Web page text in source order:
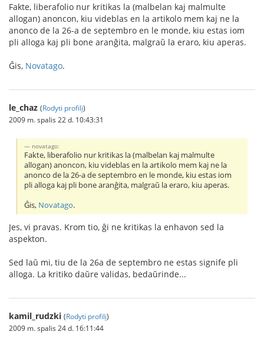
Fakte, liberafolio nur kritikas la (malbelan kaj malmulte
allogan) anoncon, kiu videblas en la artikolo mem kaj ne la
anonco de la 26-a de septembro en le monde, kiu estas iom
pli alloga kaj pli bone aranĝita, malgraŭ la eraro, kiu aperas.
Ĝis, Novatago.
le_chaz (Rodyti profilį)
2009 m. spalis 22 d. 10:43:31
novatago:
Fakte, liberafolio nur kritikas la (malbelan kaj malmulte
allogan) anoncon, kiu videblas en la artikolo mem kaj ne la
anonco de la 26-a de septembro en le monde, kiu estas iom
pli alloga kaj pli bone aranĝita, malgraŭ la eraro, kiu aperas.
Ĝis, Novatago.
Jes, vi pravas. Krom tio, ĝi ne kritikas la enhavon sed la
aspekton.
Sed laŭ mi, tiu de la 26a de septembro ne estas signife pli
alloga. La kritiko daŭre validas, bedaŭrinde...
kamil_rudzki (Rodyti profilį)
2009 m. spalis 24 d. 16:11:44